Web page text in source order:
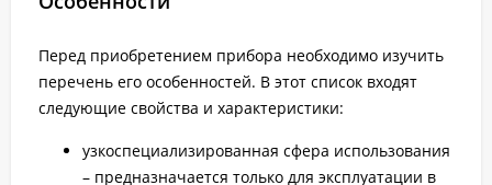
Перед приобретением прибора необходимо изучить
перечень его особенностей. В этот список входят
следующие свойства и характеристики:
узкоспециализированная сфера использования
– предназначается только для эксплуатации в